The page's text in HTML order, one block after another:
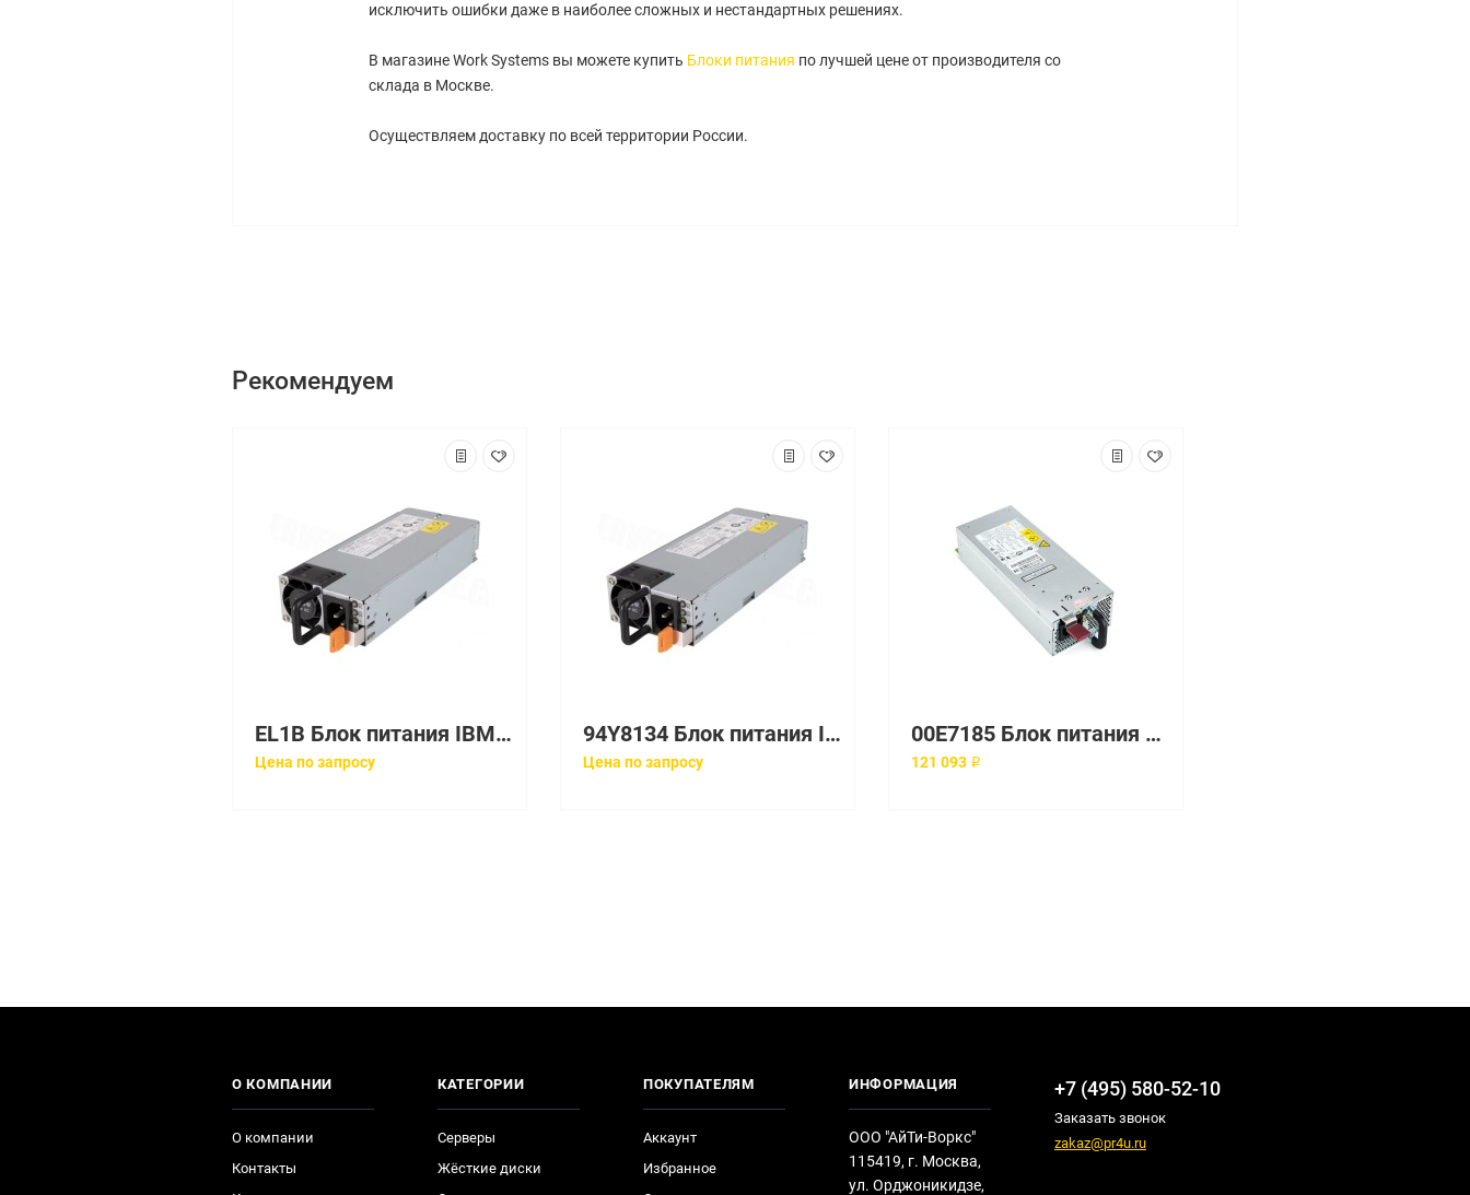
исключить ошибки даже в наиболее сложных и нестандартных решениях.
В магазине Work Systems вы можете купить Блоки питания по лучшей цене от производителя со
склада в Москве.
Осуществляем доставку по всей территории России.
Рекомендуем
EL1B Блок питания IBM 1400W AC Power Supply
Цена по запросу
94Y8134 Блок питания IBM 1400W AC Power Supply
Цена по запросу
00E7185 Блок питания LENOVO (IBM) 1925 Вт для 8202/8205/8231/8246 Server
121 093 ₽
О КОМПАНИИ
О компании
Контакты
КАТЕГОРИИ
Серверы
Жёсткие диски
ПОКУПАТЕЛЯМ
Аккаунт
Избранное
ИНФОРМАЦИЯ
ООО "АйТи-Воркс"
115419, г. Москва,
ул. Орджоникидзе,
+7 (495) 580-52-10
Заказать звонок
zakaz@pr4u.ru